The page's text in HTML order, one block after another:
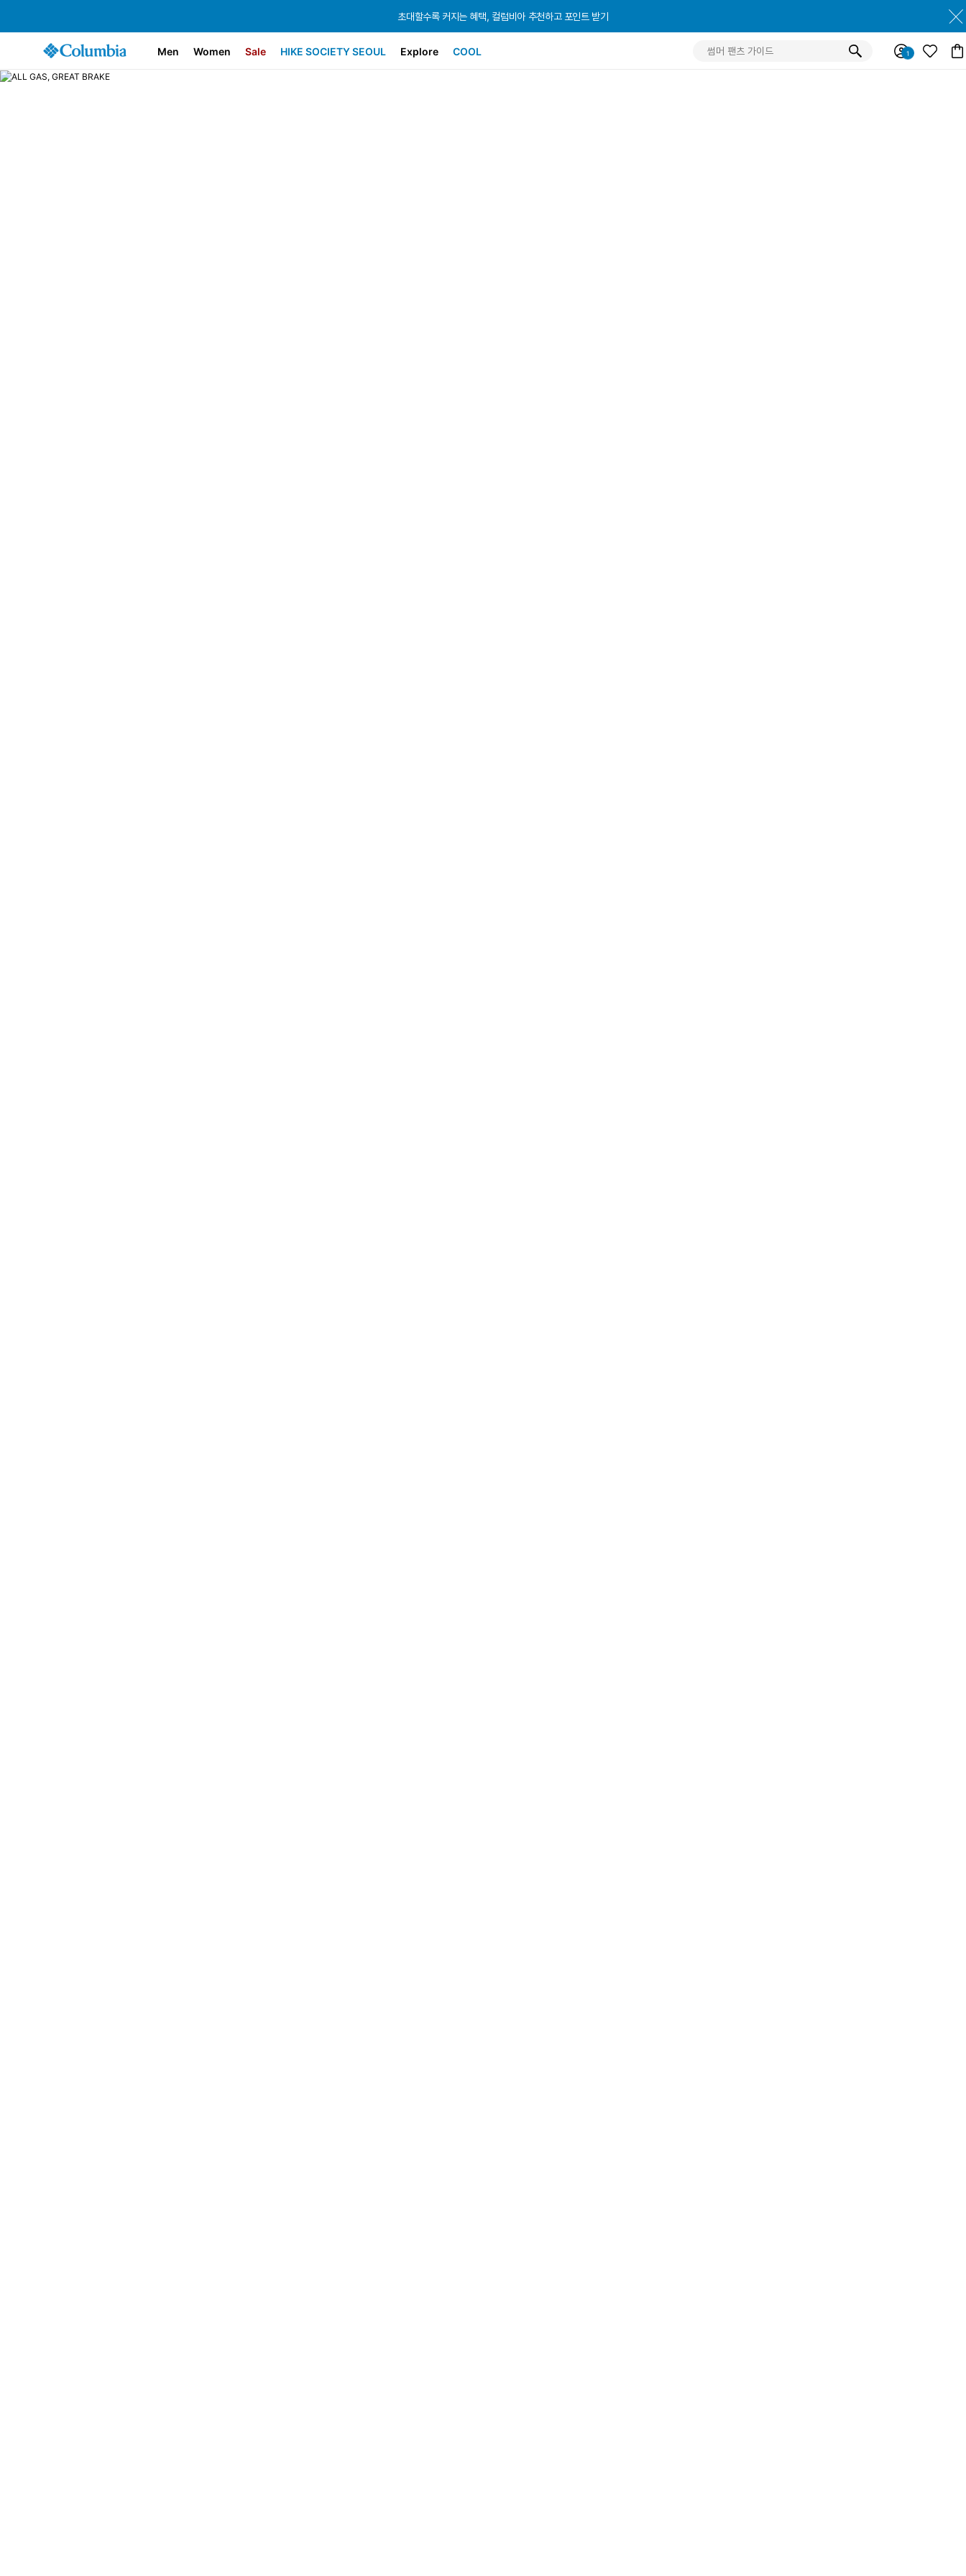
초대할수록 커지는 혜택, 컬럼비아 추천하고 포인트 받기
초대할수록 커지는 혜택, 컬럼비아 추천하고 포인트 받기
초대할수록 커지는 혜택, 컬럼비아 추천하고 포인트 받기
Men Women Sale HIKE SOCIETY SEOUL Explore COOL